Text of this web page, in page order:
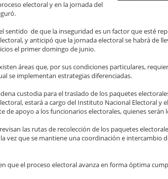
electoral y en la jornada del
sentido de que la inseguridad es un factor que esté
y anticipó que la jornada electoral se habrá de
el primer domingo de junio.
áreas que, por sus condiciones particulares,
se implementan estrategias diferenciadas.
custodia para el traslado de los paquetes
estará a cargo del Instituto Nacional Electoral y
de apoyo a los funcionarios electorales, quienes serán
las rutas de recolección de los paquetes
vez que se mantiene una coordinación e intercambio
que el proceso electoral avanza en forma óptima